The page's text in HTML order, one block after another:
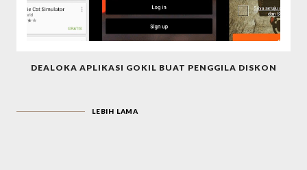
DEALOKA APLIKASI GOKIL BUAT PENGGILA DISKON
LEBIH LAMA